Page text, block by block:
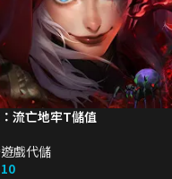
流亡地牢T儲值
戲代儲
10